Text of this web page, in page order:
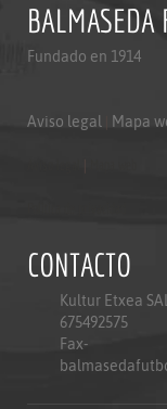
BALMASEDA
Fundado en 1914
Aviso legal Mapa
CONTACTO
Kultur Etxea
675492575
Fax-